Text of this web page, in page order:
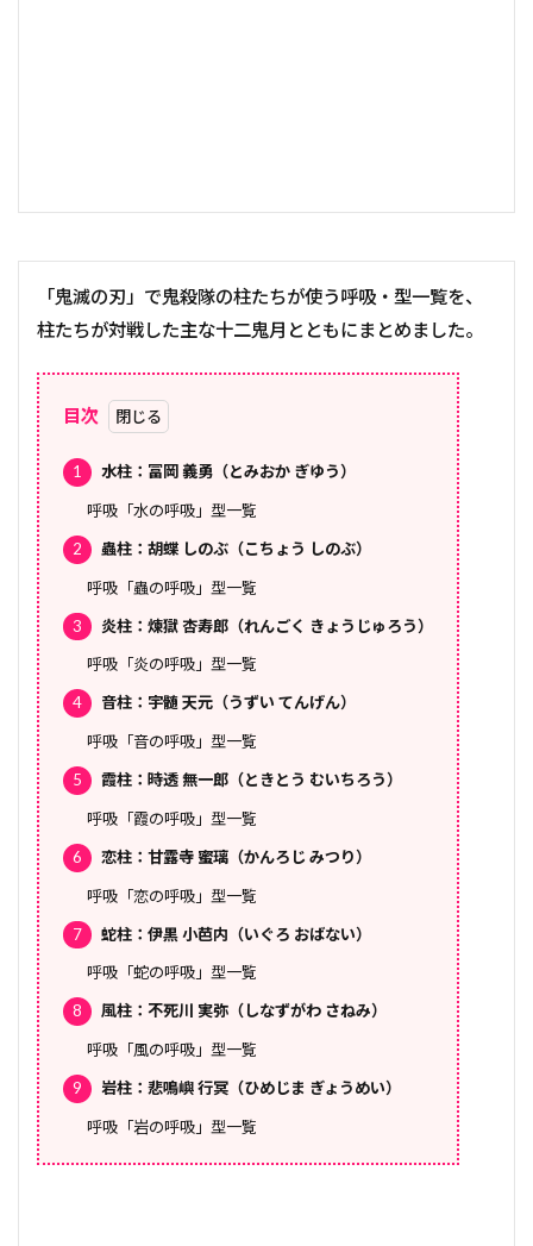
「鬼滅の刃」で鬼殺隊の柱たちが使う呼吸・型一覧を、
柱たちが対戦した主な十二鬼月とともにまとめました。
目次
1 水柱：冨岡 義勇（とみおか ぎゆう）
呼吸「水の呼吸」型一覧
2
蟲柱：胡蝶 しのぶ（こちょう しのぶ）
呼吸「蟲の呼吸」型一覧
3
炎柱：煉獄 杏寿郎（れんごく きょうじゅろう）
呼吸「炎の呼吸」型一覧
4
音柱：宇髄 天元（うずい てんげん）
呼吸「音の呼吸」型一覧
5
霞柱：時透 無一郎（ときとう むいちろう）
呼吸「霞の呼吸」型一覧
6
恋柱：甘露寺 蜜璃（かんろじ みつり）
呼吸「恋の呼吸」型一覧
7
蛇柱：伊黒 小芭内（いぐろ おばない）
呼吸「蛇の呼吸」型一覧
8
風柱：不死川 実弥（しなずがわ さねみ）
呼吸「風の呼吸」型一覧
9
岩柱：悲鳴嶼 行冥（ひめじま ぎょうめい）
呼吸「岩の呼吸」型一覧